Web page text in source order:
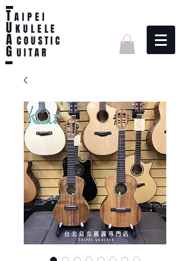
TAIPEI
UKULELE
A C O U S T I C
G U I T A R